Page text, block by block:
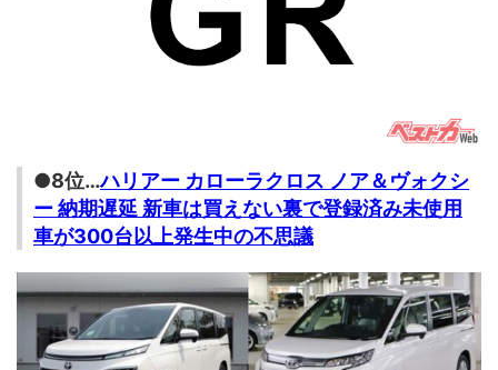
●8位…ハリアー カローラクロス ノア＆ヴォクシ
ー 納期遅延 新車は買えない裏で登録済み未使用
車が300台以上発生中の不思議